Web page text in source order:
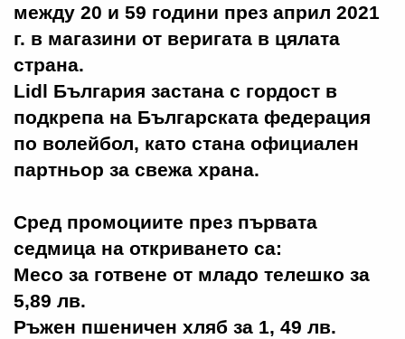
между 20 и 59 години през април 2021
г. в магазини от веригата в цялата
страна.
Lidl България застана с гордост в
подкрепа на Българската федерация
по волейбол, като стана официален
партньор за свежа храна.
Сред промоциите през първата
седмица на откриването са:
Месо за готвене от младо телешко за
5,89 лв.
Ръжен пшеничен хляб за 1, 49 лв.